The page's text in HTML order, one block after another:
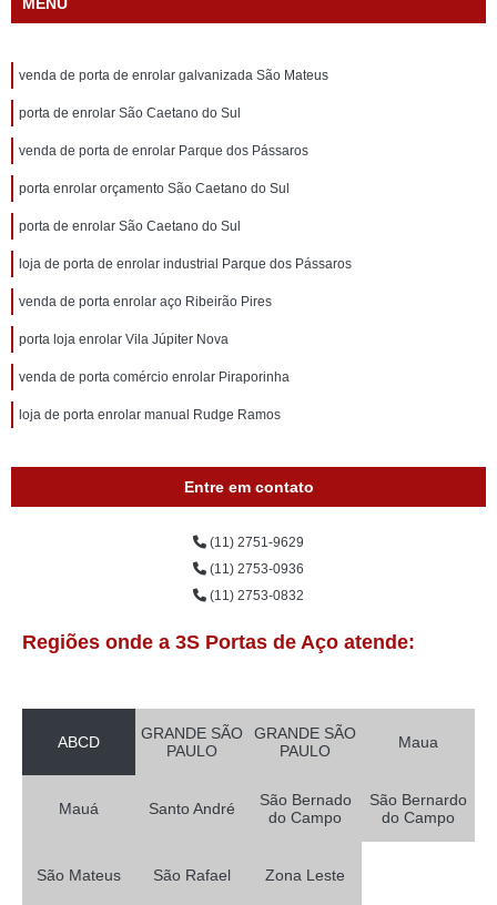
venda de porta de enrolar galvanizada São Mateus
porta de enrolar São Caetano do Sul
venda de porta de enrolar Parque dos Pássaros
porta enrolar orçamento São Caetano do Sul
porta de enrolar São Caetano do Sul
loja de porta de enrolar industrial Parque dos Pássaros
venda de porta enrolar aço Ribeirão Pires
porta loja enrolar Vila Júpiter Nova
venda de porta comércio enrolar Piraporinha
loja de porta enrolar manual Rudge Ramos
Entre em contato
(11) 2751-9629
(11) 2753-0936
(11) 2753-0832
Regiões onde a 3S Portas de Aço atende:
ABCD
GRANDE SÃO
PAULO
GRANDE SÃO
PAULO
Maua
Mauá Santo André
São Bernado
do Campo
São Bernardo
do Campo
São Mateus São Rafael Zona Leste